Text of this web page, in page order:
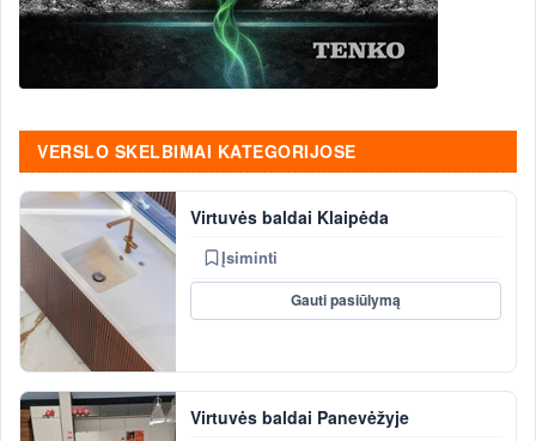
VERSLO SKELBIMAI KATEGORIJOSE
Virtuvės baldai Klaipėda
Įsiminti
Gauti pasiūlymą
Virtuvės baldai Panevėžyje